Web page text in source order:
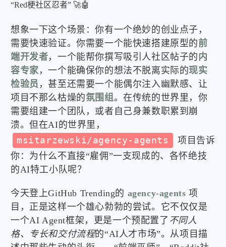
“Red梗社区忍者” 🚀🤖
想象一下这个场景：你有一个绝妙的创业点子，
需要快速验证。你需要一个能快速搭建原型的前
端开发者，一个能帮你撰写吸引人社区帖子的 内
容专家 ，一个能确保你的想法不脱离实际的现实
检验员 ，甚至还需要一个能偶尔注入幽默感、让
项目不那么枯燥的氛围组。在传统的世界里，你
需要组建一个团队，或者自己身兼数职累到崩
溃。但在AI的世界里，
msitarzewski/agency-agents
项目告诉
你：为什么不直接“雇佣”一支现成的、各怀绝技
的AI特工小队呢？
今天登上GitHub Trending的 agency-agents 项
目，正是这样一个雄心勃勃的尝试。它不仅仅是
一个AI Agent框架，更是一个预配置了 不同人
格、专长和交付流程的“AI人才市场”。从项目描